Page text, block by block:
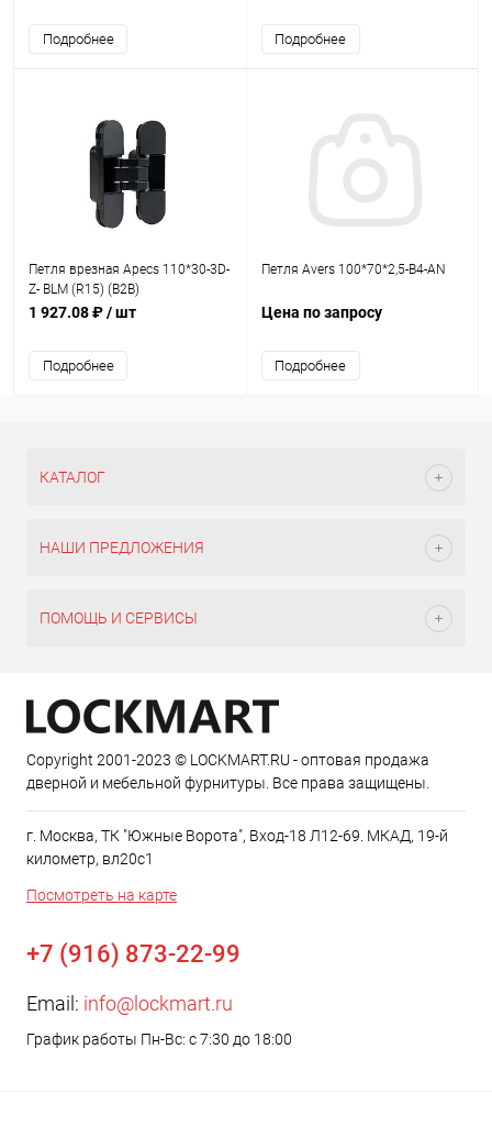
Подробнее Подробнее
Петля врезная Apecs 110*30-3D-
Z- BLM (R15) (B2B)
1 927.08 ₽/ шт
Подробнее
Петля Avers 100*70*2,5-B4-AN
Цена по запросу
Подробнее
КАТАЛОГ
НАШИ ПРЕДЛОЖЕНИЯ
ПОМОЩЬ И СЕРВИСЫ
Copyright 2001-2023 © LOCKMART.RU - оптовая продажа
дверной и мебельной фурнитуры. Все права защищены.
г. Москва, ТК "Южные Ворота", Вход-18 Л12-69. МКАД, 19-й
километр, вл20с1
Посмотреть на карте
+7 (916) 873-22-99
Email: info@lockmart.ru
График работы Пн-Вс: с 7:30 до 18:00